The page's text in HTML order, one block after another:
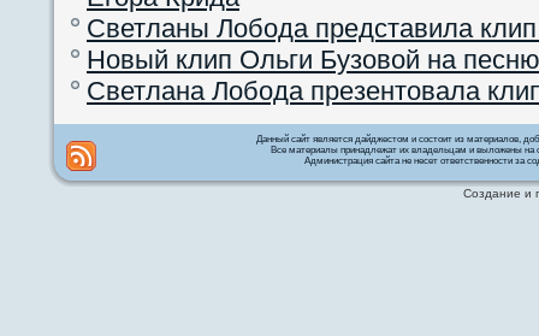
Светланы Лобода представила
Новый клип Ольги Бузовой на
Светлана Лобода презентовала
Данный сайт является дайджестом и состоит из материалов,
Все материалы принадлежат их владельцам и выложены на
Администрация сайта не несет ответственности за
Создание и